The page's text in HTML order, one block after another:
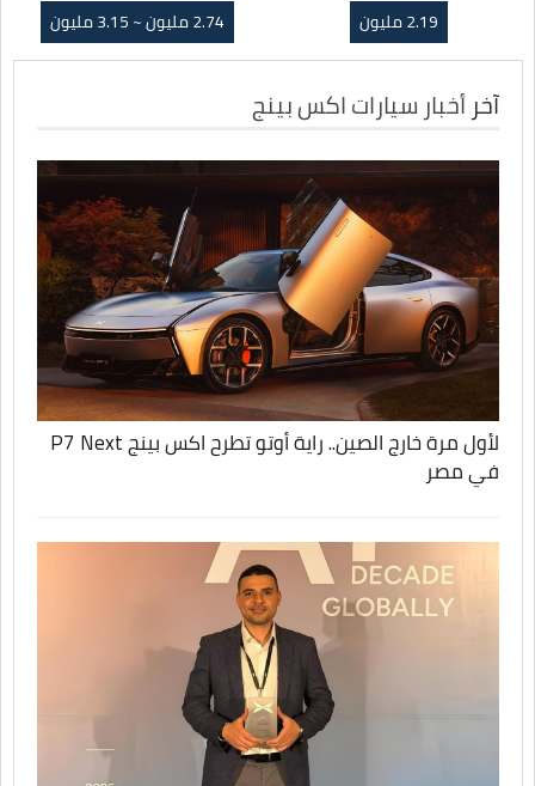
2.19 مليون 2.74 مليون ~ 3.15 مليون
آخرأخبار سيارات اكس بينج
لأول مرة خارج الصين.. راية أوتو تطرح اكس بينج P7 Next
في مصر